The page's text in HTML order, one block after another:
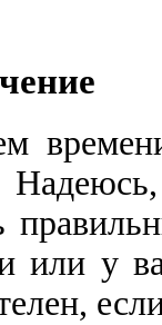
или у